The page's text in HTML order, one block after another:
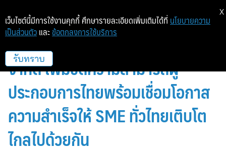
สสว. ปรับโฉมใหม่ ปลดล็อกทุกข้อ
จำกัด เพิ่มขีดความสามารถผู้
ประกอบการไทยพร้อมเชื่อมโอกาส
ความสำเร็จให้ SME ทั่วไทยเติบโต
ไกลไปด้วยกัน
เว็บไซต์นี้มีการใช้งานคุกกี้ ศึกษารายละเอียดเพิ่มเติมได้ที่ นโยบายความ
เป็นส่วนตัว และ ข้อตกลงการใช้บริการ
รับทราบ
X